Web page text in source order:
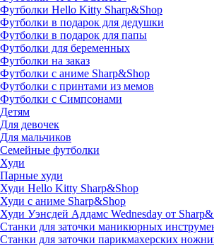
Футболки Hello Kitty Sharp&Shop
Футболки в подарок для дедушки
Футболки в подарок для папы
Футболки для беременных
Футболки на заказ
Футболки с аниме Sharp&Shop
Футболки с принтами из мемов
Футболки с Симпсонами
Детям
Для девочек
Для мальчиков
Семейные футболки
Худи
Парные худи
Худи Hello Kitty Sharp&Shop
Худи с аниме Sharp&Shop
Худи Уэнсдей Аддамс Wednesday от
Станки для заточки маникюрных
Станки для заточки парикмахерских